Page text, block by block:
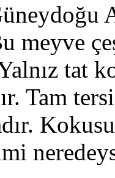
meyve
tat
Tam